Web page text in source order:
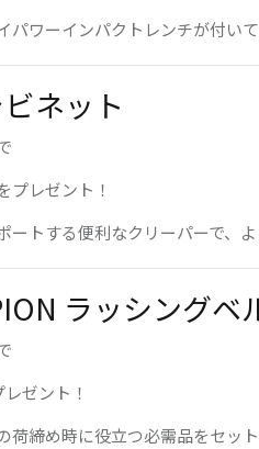
パワーインパクトレンチが付い
ネット
プレゼント！
ートする便利なクリーパーで、
ラッシングベ
レゼント！
荷締め時に役立つ必需品をセット